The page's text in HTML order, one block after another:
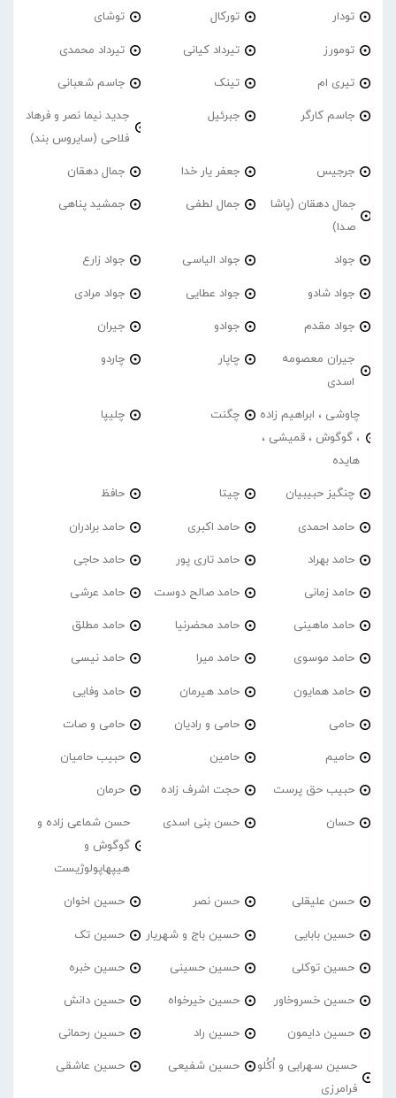
تودار تورکال توشای
تومورز تیرداد کیانی تیرداد محمدی
تیری ام تینک جاسم شعبانی
جاسم کارگر جبرئیل
جدید نیما نصر و فرهاد
فلاحی (سایروس بند)
جرجیس جعفر یار خدا جمال دهقان
جمال دهقان (پاشا
صدا)
جمال لطفی جمشید پناهی
جواد جواد الیاسی جواد زارع
جواد شادو جواد عطایی جواد مرادی
جواد مقدم جوادو جیران
جیران معصومه
اسدی
چاپار چاردو
چاوشی ، ابراهیم زاده
، گوگوش ، قمیشی ،
هایده
چگنت چلیپا
چنگیز حبیبیان چیتا حافظ
حامد احمدی حامد اکبری حامد برادران
حامد بهراد حامد تاری پور حامد حاجی
حامد زمانی حامد صالح دوست حامد عرشی
حامد ماهینی حامد محضرنیا حامد مطلق
حامد موسوی حامد میرا حامد نیسی
حامد همایون حامد هیرمان حامد وفایی
حامی حامی و رادیان حامی و صات
حامیم حامین حبیب حامیان
حبیب حق پرست حجت اشرف زاده حرمان
حسان حسن بنی اسدی
حسن شماعی زاده و
گوگوش و
هیپهاپولوژیست
حسن علیقلی حسن نصر حسین اخوان
حسین بابایی حسین باج و شهریار حسین تک
حسین توکلی حسین حسینی حسین خبره
حسین خسروخاور حسین خیرخواه حسین دانش
حسین دایمون حسین راد حسین رحمانی
حسین سهرابی و اُکُلو
فرامرزی
حسین شفیعی حسین عاشقی